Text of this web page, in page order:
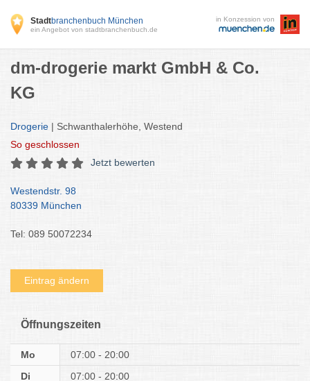
Stadtbranchenbuch München
ein Angebot von stadtbranchenbuch.de
in Konzession von
dm-drogerie markt GmbH & Co.
KG
Drogerie | Schwanthalerhöhe, Westend
So geschlossen
Jetzt bewerten
Westendstr. 98
80339 München
Tel: 089 50072234
Eintrag ändern
Öffnungszeiten
Mo
07:00 - 20:00
Di
07:00 - 20:00